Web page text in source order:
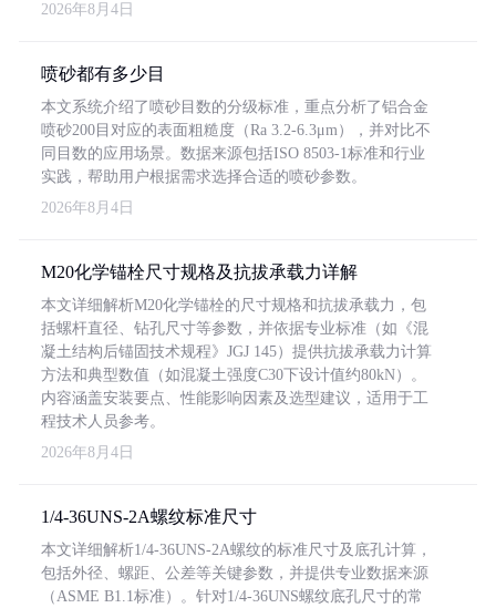
2026年8月4日
喷砂都有多少目
本文系统介绍了喷砂目数的分级标准，重点分析了铝合金
喷砂200目对应的表面粗糙度（Ra 3.2-6.3μm），并对比不
同目数的应用场景。数据来源包括ISO 8503-1标准和行业
实践，帮助用户根据需求选择合适的喷砂参数。
2026年8月4日
M20化学锚栓尺寸规格及抗拔承载力详解
本文详细解析M20化学锚栓的尺寸规格和抗拔承载力，包
括螺杆直径、钻孔尺寸等参数，并依据专业标准（如《混
凝土结构后锚固技术规程》JGJ 145）提供抗拔承载力计算
方法和典型数值（如混凝土强度C30下设计值约80kN）。
内容涵盖安装要点、性能影响因素及选型建议，适用于工
程技术人员参考。
2026年8月4日
1/4-36UNS-2A螺纹标准尺寸
本文详细解析1/4-36UNS-2A螺纹的标准尺寸及底孔计算，
包括外径、螺距、公差等关键参数，并提供专业数据来源
（ASME B1.1标准）。针对1/4-36UNS螺纹底孔尺寸的常